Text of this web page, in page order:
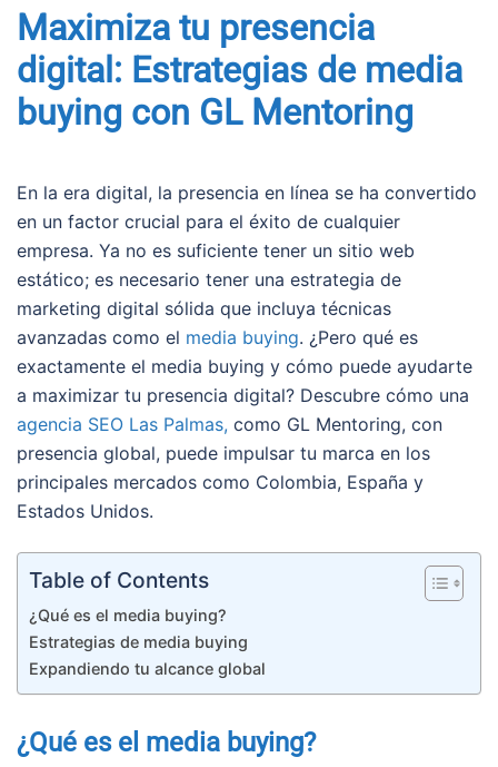
Maximiza tu presencia
digital: Estrategias de media
buying con GL Mentoring
En la era digital, la presencia en línea se ha convertido
en un factor crucial para el éxito de cualquier
empresa. Ya no es suficiente tener un sitio web
estático; es necesario tener una estrategia de
marketing digital sólida que incluya técnicas
avanzadas como el media buying. ¿Pero qué es
exactamente el media buying y cómo puede ayudarte
a maximizar tu presencia digital? Descubre cómo una
agencia SEO Las Palmas, como GL Mentoring, con
presencia global, puede impulsar tu marca en los
principales mercados como Colombia, España y
Estados Unidos.
Table of Contents
¿Qué es el media buying?
Estrategias de media buying
Expandiendo tu alcance global
¿Qué es el media buying?